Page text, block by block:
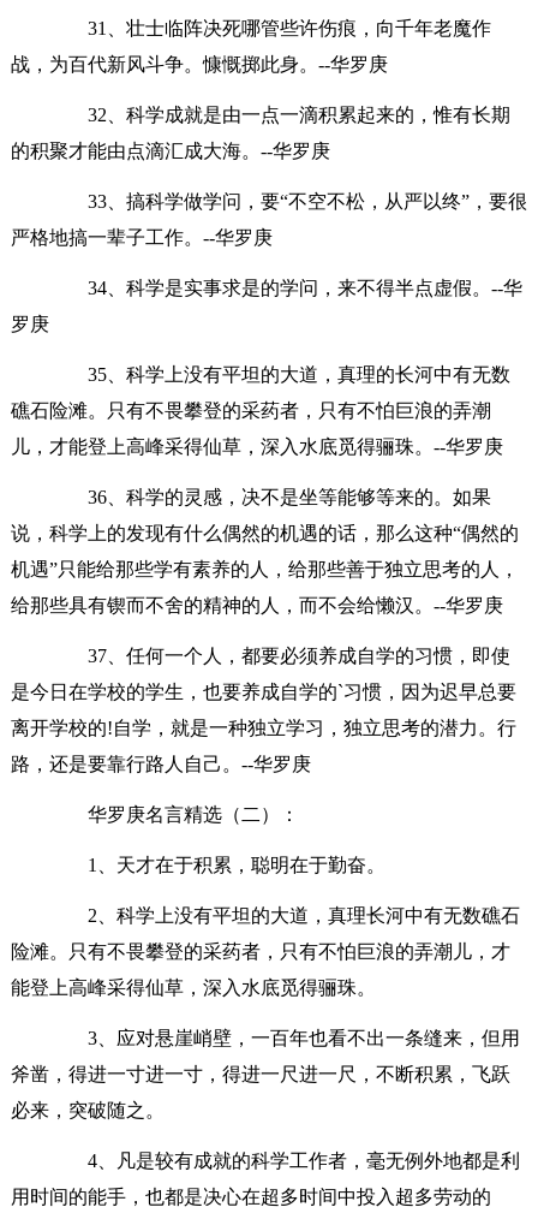
31、壮士临阵决死哪管些许伤痕，向千年老魔作
战，为百代新风斗争。慷慨掷此身。--华罗庚
32、科学成就是由一点一滴积累起来的，惟有长期
的积聚才能由点滴汇成大海。--华罗庚
33、搞科学做学问，要“不空不松，从严以终”，要很
严格地搞一辈子工作。--华罗庚
34、科学是实事求是的学问，来不得半点虚假。--华
罗庚
35、科学上没有平坦的大道，真理的长河中有无数
礁石险滩。只有不畏攀登的采药者，只有不怕巨浪的弄潮
儿，才能登上高峰采得仙草，深入水底觅得骊珠。--华罗庚
36、科学的灵感，决不是坐等能够等来的。如果
说，科学上的发现有什么偶然的机遇的话，那么这种“偶然的
机遇”只能给那些学有素养的人，给那些善于独立思考的人，
给那些具有锲而不舍的精神的人，而不会给懒汉。--华罗庚
37、任何一个人，都要必须养成自学的习惯，即使
是今日在学校的学生，也要养成自学的`习惯，因为迟早总要
离开学校的!自学，就是一种独立学习，独立思考的潜力。行
路，还是要靠行路人自己。--华罗庚
华罗庚名言精选（二）：
1、天才在于积累，聪明在于勤奋。
2、科学上没有平坦的大道，真理长河中有无数礁石
险滩。只有不畏攀登的采药者，只有不怕巨浪的弄潮儿，才
能登上高峰采得仙草，深入水底觅得骊珠。
3、应对悬崖峭壁，一百年也看不出一条缝来，但用
斧凿，得进一寸进一寸，得进一尺进一尺，不断积累，飞跃
必来，突破随之。
4、凡是较有成就的科学工作者，毫无例外地都是利
用时间的能手，也都是决心在超多时间中投入超多劳动的